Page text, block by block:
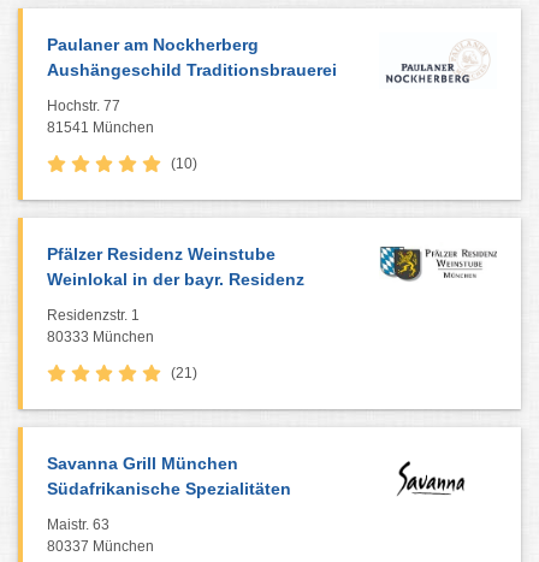
Paulaner am Nockherberg
Aushängeschild Traditionsbrauerei
Hochstr. 77
81541 München
(10)
Pfälzer Residenz Weinstube
Weinlokal in der bayr. Residenz
Residenzstr. 1
80333 München
(21)
Savanna Grill München
Südafrikanische Spezialitäten
Maistr. 63
80337 München